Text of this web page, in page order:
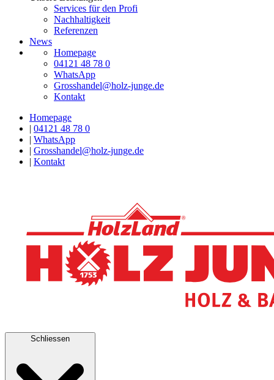
Services für den Profi
Nachhaltigkeit
Referenzen
News
Homepage
04121 48 78 0
WhatsApp
Grosshandel@holz-junge.de
Kontakt
Homepage
| 04121 48 78 0
| WhatsApp
| Grosshandel@holz-junge.de
| Kontakt
Schliessen